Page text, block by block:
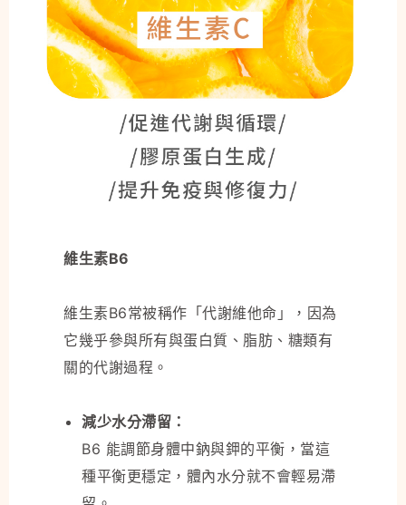
維生素B6
維生素B6常被稱作「代謝維他命」，因為
它幾乎參與所有與蛋白質、脂肪、糖類有
關的代謝過程。
減少水分滯留：
B6 能調節身體中鈉與鉀的平衡，當這
種平衡更穩定，體內水分就不會輕易滯